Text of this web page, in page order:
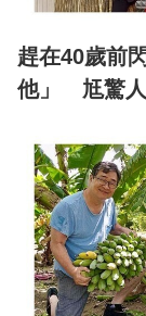
趕在40歲前
他」 尪驚人